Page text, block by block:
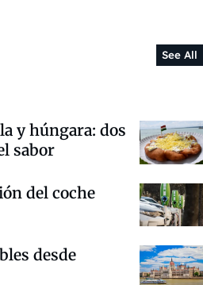
See All
y húngara: dos
sabor
del coche
desde